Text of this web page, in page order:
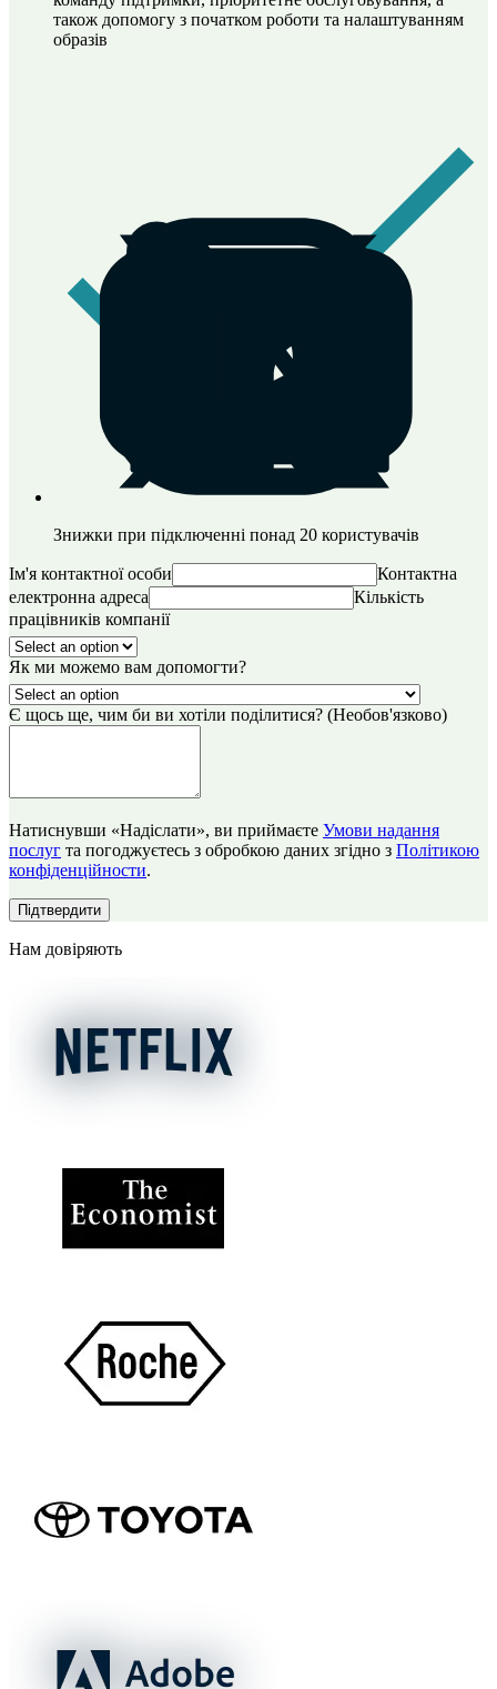
також допомогу з початком роботи та налаштуванням
образів
Знижки при підключенні понад 20 користувачів
Ім'я контактної особи
Контактна
електронна адреса
Кількість
працівників компанії
Як ми можемо вам допомогти?
Є щось ще, чим би ви хотіли поділитися? (Необов'язково)
Натиснувши «Надіслати», ви приймаєте Умови надання
послуг та погоджуєтесь з обробкою даних згідно з Політикою
конфіденційности.
Підтвердити
Нам довіряють